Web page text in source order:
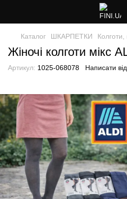
Каталог ШКАРПЕТКИ Колготи,
Жіночі колготи мікс
Артикул: 1025-068078 Написати